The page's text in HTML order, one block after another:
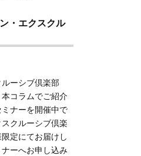
・エクスクル
ーシブ倶楽部
本コラムでご紹介
ナーを開催中で
クルーシブ倶楽
定にてお届けし
ーへお申し込み